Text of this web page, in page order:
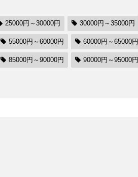
25000円～30000円 30000円～35000円
55000円～60000円 60000円～65000円
85000円～90000円 90000円～95000円